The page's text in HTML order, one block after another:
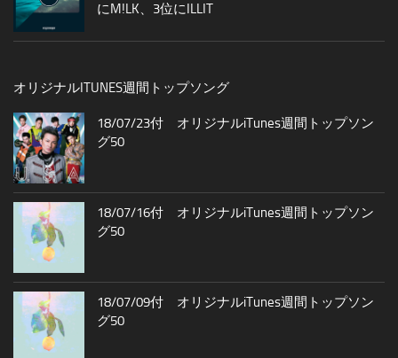
にM!LK、3位にILLIT
オリジナルITUNES週間トップソング
18/07/23付 オリジナルiTunes週間トップソン
グ50
18/07/16付 オリジナルiTunes週間トップソン
グ50
18/07/09付 オリジナルiTunes週間トップソン
グ50